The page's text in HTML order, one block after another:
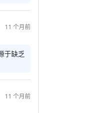
11 个月前
于缺乏
11 个月前